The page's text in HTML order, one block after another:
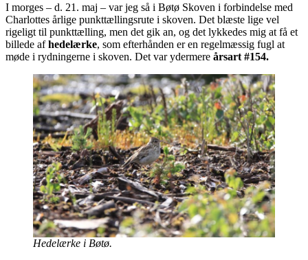
I morges – d. 21. maj – var jeg så i Bøtø Skoven i forbindelse med
Charlottes årlige punkttællingsrute i skoven. Det blæste lige vel
rigeligt til punkttælling, men det gik an, og det lykkedes mig at få et
billede afhedelærke, som efterhånden er en regelmæssig fugl at
møde i rydningerne i skoven. Det var ydermere årsart #154.
Hedelærke i Bøtø.